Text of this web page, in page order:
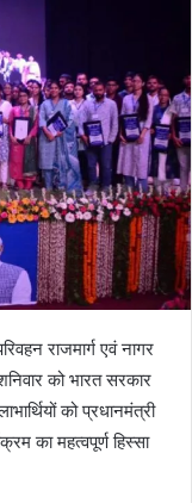
राजमार्ग एवं नागर
को भारत सरकार
को प्रधानमंत्री
का महत्वपूर्ण हिस्सा